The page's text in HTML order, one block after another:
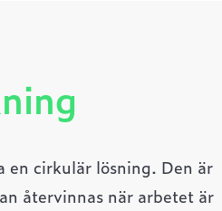
en cirkulär lösning. Den är
återvinnas när arbetet är